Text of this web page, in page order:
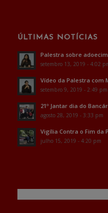
ÚLTIMAS NOTÍCIAS
Palestra sobre
setembro 13, 2019 - 4:02
Vídeo da Palestra com
setembro 9, 2019 - 2:49 pm
21º Jantar dia do
agosto 28, 2019 - 3:33 pm
Vigília Contra o Fim da
julho 15, 2019 - 4:20 pm